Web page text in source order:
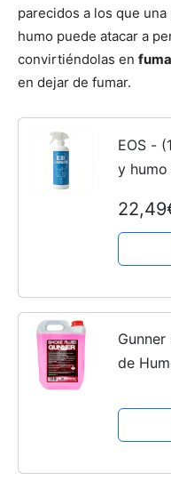
parecidos a los que
humo puede atacar a
convirtiéndolas en
en dejar de fumar.
EOS -
y
tejidos.
de